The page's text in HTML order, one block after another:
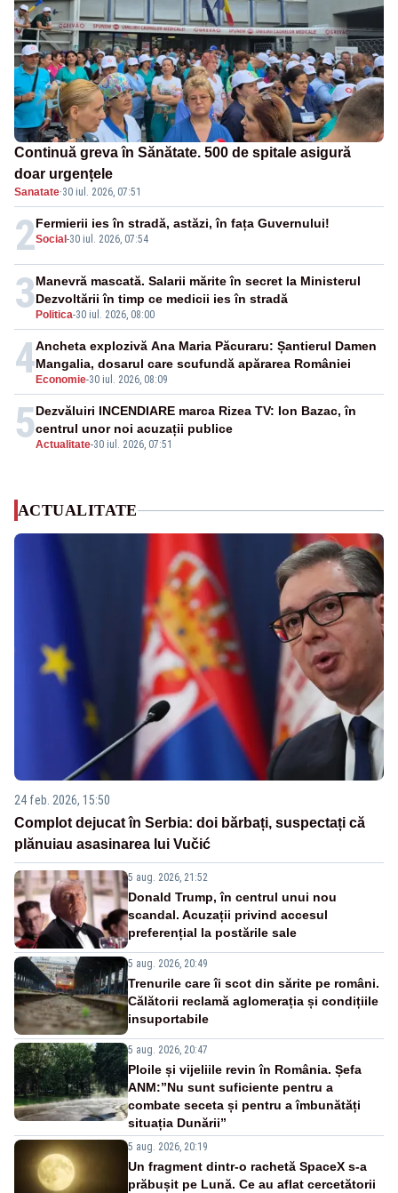
Continuă greva în Sănătate. 500 de spitale asigură
doar urgențele
Sanatate·30 iul. 2026, 07:51
2Social -30 iul. 2026, 07:54
Fermierii ies în stradă, astăzi, în fața Guvernului!
3 Politica-30 iul. 2026, 08:00
Manevră mascată. Salarii mărite în secret la Ministerul
Dezvoltării în timp ce medicii ies în stradă
4 Economie-30 iul. 2026, 08:09
Ancheta explozivă Ana Maria Păcuraru: Șantierul Damen
Mangalia, dosarul care scufundă apărarea României
5Actualitate-30 iul. 2026, 07:51
Dezvăluiri INCENDIARE marca Rizea TV: Ion Bazac, în
centrul unor noi acuzații publice
ACTUALITATE
24 feb. 2026, 15:50
Complot dejucat în Serbia: doi bărbați, suspectați că
plănuiau asasinarea lui Vučić
5 aug. 2026, 21:52
Donald Trump, în centrul unui nou
scandal. Acuzații privind accesul
preferențial la postările sale
5 aug. 2026, 20:49
Trenurile care îi scot din sărite pe români.
Călătorii reclamă aglomerația și condițiile
insuportabile
5 aug. 2026, 20:47
Ploile și vijeliile revin în România. Șefa
ANM:”Nu sunt suficiente pentru a
combate seceta și pentru a îmbunătăți
situația Dunării”
5 aug. 2026, 20:19
Un fragment dintr-o rachetă SpaceX s-a
prăbușit pe Lună. Ce au aflat cercetătorii